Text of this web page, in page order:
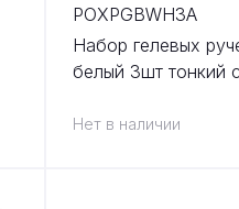
Нет в наличии
Набор гелевых
белый 3шт тонкий
POXPGBWH3A